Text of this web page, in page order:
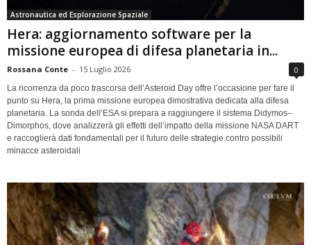
Astronautica ed Esplorazione Spaziale
Hera: aggiornamento software per la
missione europea di difesa planetaria in...
Rossana Conte - 15 Luglio 2026 0
La ricorrenza da poco trascorsa dell’Asteroid Day offre l’occasione per fare il
punto su Hera, la prima missione europea dimostrativa dedicata alla difesa
planetaria. La sonda dell’ESA si prepara a raggiungere il sistema Didymos–
Dimorphos, dove analizzerà gli effetti dell’impatto della missione NASA DART
e raccoglierà dati fondamentali per il futuro delle strategie contro possibili
minacce asteroidali